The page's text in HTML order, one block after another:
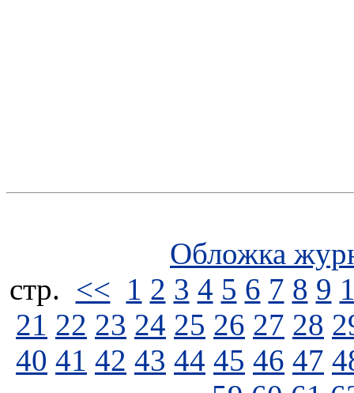
Обложка
стp. << 1 2 3 4 5 6 7 8 9
21 22 23 24 25 26 27 28
40 41 42 43 44 45 46 47